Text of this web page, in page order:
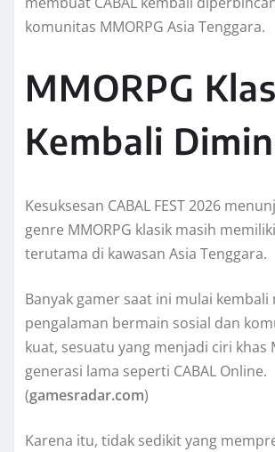
komunitas MMORPG Asia Tenggara.
MMORPG
Kembali
Kesuksesan CABAL FEST 2026
genre MMORPG klasik masih
terutama di kawasan Asia Tenggara.
Banyak gamer saat ini mulai kembali
pengalaman bermain sosial dan
kuat, sesuatu yang menjadi ciri khas
generasi lama seperti CABAL Online.
(gamesradar.com)
Karena itu, tidak sedikit yang